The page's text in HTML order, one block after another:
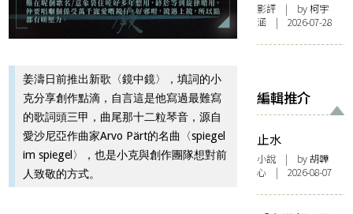
姜濤日前推出新歌〈鏡中鏡〉，填詞的小
克分享創作點滴，自言這是他寫過最難寫
的歌詞頭三甲，曲尾那十二粒琴音，源自
愛沙尼亞作曲家Arvo Pärt的名曲〈spiegel
im spiegel〉，也是小克與創作團隊想對前
人致敬的方式。
影評 | by 柯宇
涵 | 2026-07-28
編輯推介
止水
小說 | by 胡韡
心 | 2026-08-07